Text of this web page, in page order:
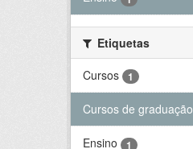
Etiquetas
Cursos
1
Cursos de graduação
Ensino 1